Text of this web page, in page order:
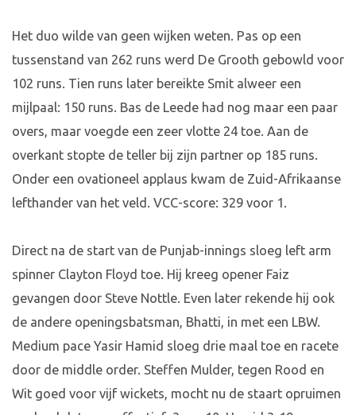
Het duo wilde van geen wijken weten. Pas op een
tussenstand van 262 runs werd De Grooth gebowld voor
102 runs. Tien runs later bereikte Smit alweer een
mijlpaal: 150 runs. Bas de Leede had nog maar een paar
overs, maar voegde een zeer vlotte 24 toe. Aan de
overkant stopte de teller bij zijn partner op 185 runs.
Onder een ovationeel applaus kwam de Zuid-Afrikaanse
lefthander van het veld. VCC-score: 329 voor 1.
Direct na de start van de Punjab-innings sloeg left arm
spinner Clayton Floyd toe. Hij kreeg opener Faiz
gevangen door Steve Nottle. Even later rekende hij ook
de andere openingsbatsman, Bhatti, in met een LBW.
Medium pace Yasir Hamid sloeg drie maal toe en racete
door de middle order. Steffen Mulder, tegen Rood en
Wit goed voor vijf wickets, mocht nu de staart opruimen